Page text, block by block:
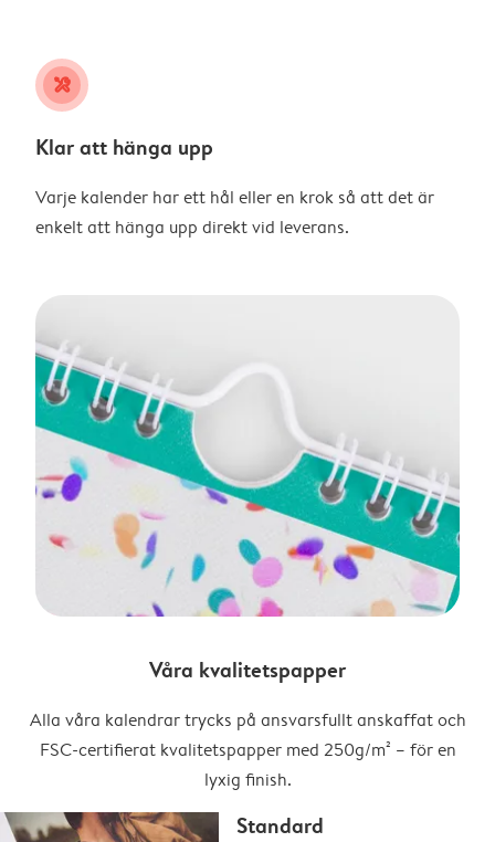
tools
Klar att hänga upp
Varje kalender har ett hål eller en krok så att det är
enkelt att hänga upp direkt vid leverans.
Våra kvalitetspapper
Alla våra kalendrar trycks på ansvarsfullt anskaffat och
FSC-certifierat kvalitetspapper med 250g/m² – för en
lyxig finish.
Standard